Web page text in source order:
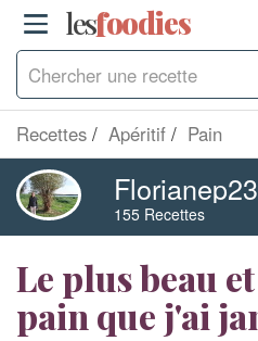
lesfoodies
Recettes Apéritif Pain
Florianep23
155 Recettes
Le plus beau
pain que j'ai